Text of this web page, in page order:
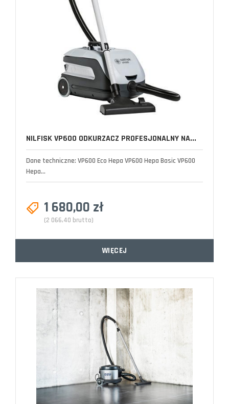
NILFISK VP600 ODKURZACZ PROFESJONALNY NA...
Dane techniczne: VP600 Eco Hepa VP600 Hepa Basic VP600
Hepa...
1 680,00 zł
(2 066,40 brutto)
WIĘCEJ